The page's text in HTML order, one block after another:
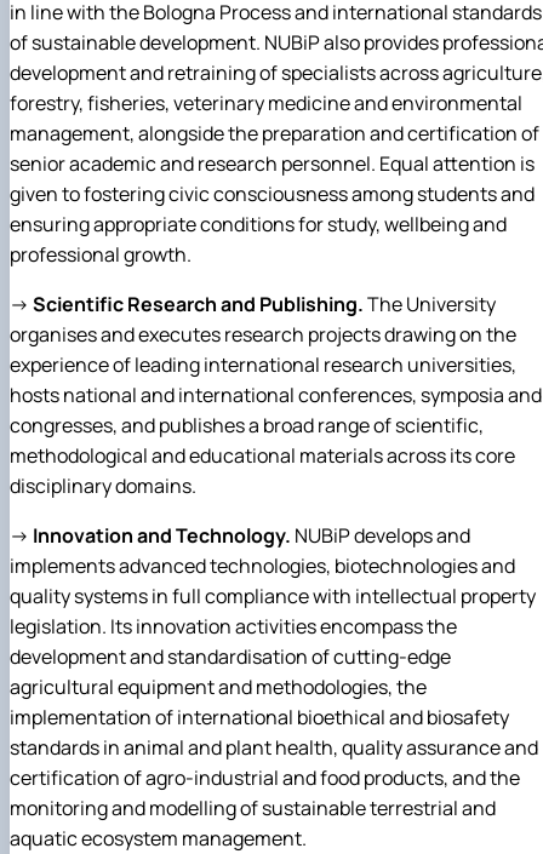
in line with the Bologna Process and international standards
of sustainable development. NUBiP also provides
development and retraining of specialists across
forestry, fisheries, veterinary medicine and environmental
management, alongside the preparation and certification of
senior academic and research personnel. Equal attention is
given to fostering civic consciousness among students and
ensuring appropriate conditions for study, wellbeing and
professional growth.
→ Scientific Research and Publishing.The University
organises and executes research projects drawing on the
experience of leading international research universities,
hosts national and international conferences, symposia and
congresses, and publishes a broad range of scientific,
methodological and educational materials across its core
disciplinary domains.
→ Innovation and Technology. NUBiP develops and
implements advanced technologies, biotechnologies and
quality systems in full compliance with intellectual property
legislation. Its innovation activities encompass the
development and standardisation of cutting-edge
agricultural equipment and methodologies, the
implementation of international bioethical and biosafety
standards in animal and plant health, quality assurance and
certification of agro-industrial and food products, and the
monitoring and modelling of sustainable terrestrial and
aquatic ecosystem management.